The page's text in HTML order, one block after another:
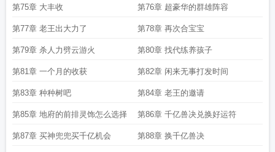
器
第75章 大丰收 第76章 超豪华的群雄阵容
第77章 老王出大力了 第78章 再次合宝宝
第79章 杀人力劈云游火 第80章 找代练养孩子
第81章 一个月的收获 第82章 闲来无事打发时间
第83章 种种树吧 第84章 老王的邀请
第85章 地府的前排灵饰怎么选择 第86章 千亿兽决兑换好运符
第87章 买神兜兜买千亿机会 第88章 换千亿兽决